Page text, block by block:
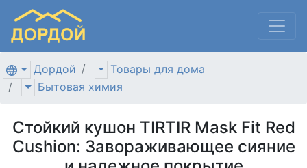
Дордой
Товары для дома
Бытовая химия
Стойкий кушон TIRTIR Mask Fit Red
Cushion: Завораживающее сияние